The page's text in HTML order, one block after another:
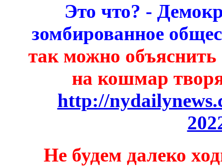
Это что? -
зомбированное
так можно
на кошмар
http://
Не будем далеко